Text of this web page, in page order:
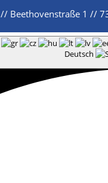
// Beethovenstraße 1 //
Deutsch